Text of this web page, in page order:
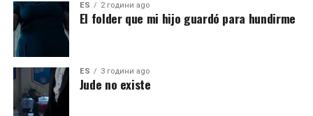
ES 2 години ago
El folder que mi hijo guardó para hundirme
ES 3 години ago
Jude no existe